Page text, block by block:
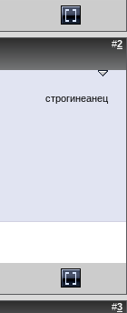
#2
строгинеанец
#3